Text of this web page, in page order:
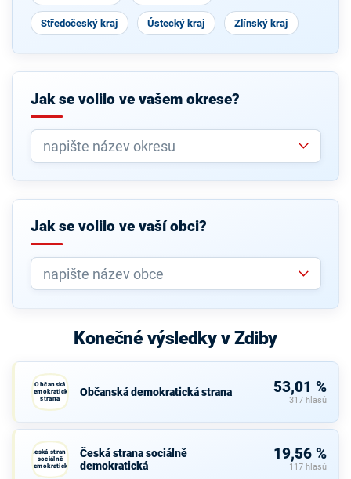
Středočeský kraj Ústecký kraj Zlínský kraj
Jak se volilo ve vašem okrese?
Jak se volilo ve vaší obci?
Konečné výsledky v Zdiby
Občanská
demokratická
strana
Občanská demokratická strana 53,01 %
317 hlasů
Česká strana
sociálně
demokratická
Česká strana sociálně
demokratická
19,56 %
117 hlasů